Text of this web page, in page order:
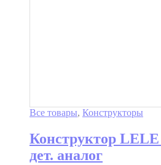
Все товары, Конструкторы
Конструктор
дет. аналог